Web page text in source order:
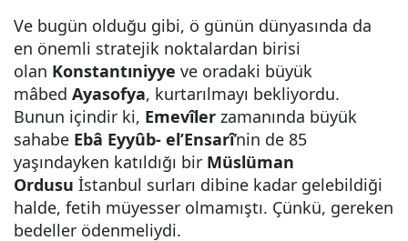
Ve bugün olduğu gibi, ö günün dünyasında da
en önemli stratejik noktalardan birisi
olan Konstantıniyye ve oradaki büyük
mâbed Ayasofya, kurtarılmayı bekliyordu.
Bunun içindir ki, Emevîler zamanında büyük
sahabe Ebâ Eyyûb- el’Ensarî’nin de 85
yaşındayken katıldığı bir Müslüman
Ordusu İstanbul surları dibine kadar gelebildiği
halde, fetih müyesser olmamıştı. Çünkü, gereken
bedeller ödenmeliydi.